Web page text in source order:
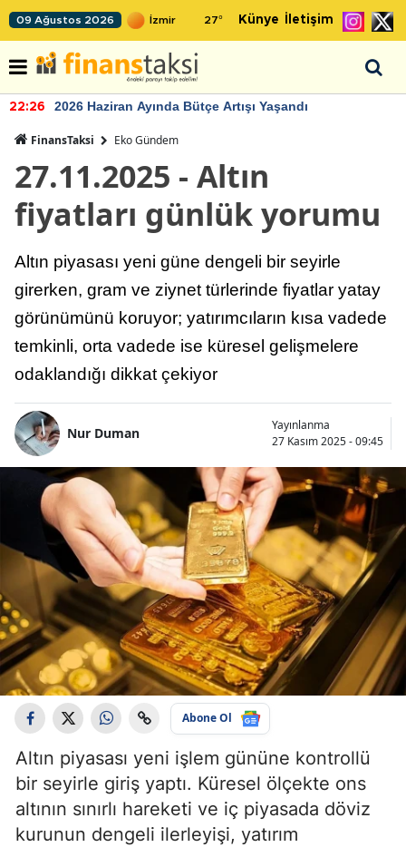
09 Ağustos 2026 27° Künye İletişim
22:26 2026 Haziran Ayında Bütçe Artışı Yaşandı
FinansTaksi Eko Gündem
27.11.2025 - Altın
fiyatları günlük yorumu
Altın piyasası yeni güne dengeli bir seyirle
girerken, gram ve ziynet türlerinde fiyatlar yatay
görünümünü koruyor; yatırımcıların kısa vadede
temkinli, orta vadede ise küresel gelişmelere
odaklandığı dikkat çekiyor
Nur Duman
Yayınlanma
27 Kasım 2025 - 09:45
Abone Ol
Altın piyasası yeni işlem gününe kontrollü
bir seyirle giriş yaptı. Küresel ölçekte ons
altının sınırlı hareketi ve iç piyasada döviz
kurunun dengeli ilerleyişi, yatırım